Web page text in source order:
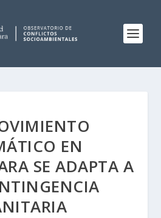
EN
SE ADAPTA A